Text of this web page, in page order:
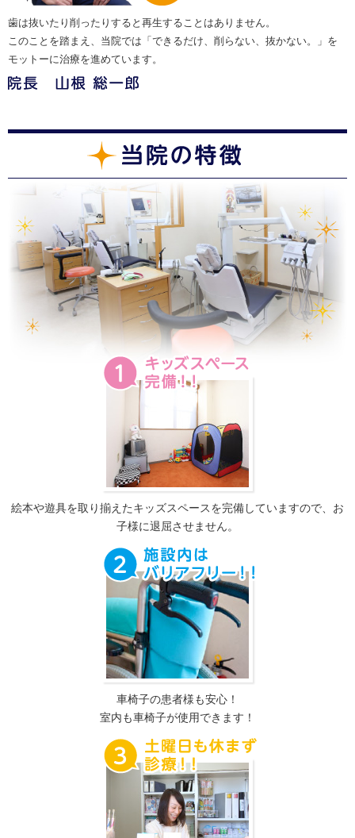
歯は抜いたり削ったりすると再生することはありません。
このことを踏まえ、当院では「できるだけ、削らない、抜かない。」を
モットーに治療を進めています。
絵本や遊具を取り揃えたキッズスペースを完備していますので、お
子様に退屈させません。
車椅子の患者様も安心！
室内も車椅子が使用できます！